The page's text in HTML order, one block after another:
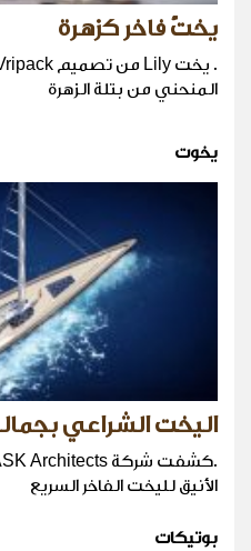
يختٌ فاخر كزهرة
المنحني من بتلة الزهرة
يخوت
اليخت الشراعي
الأنيق لليخت الفاخر السريع
بوتيكات